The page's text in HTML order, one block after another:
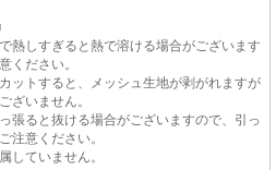
熱しすぎると熱で溶ける場合がございます
ください。
ットすると、メッシュ生地が剥がれますが
ざいません。
張ると抜ける場合がございますので、引っ
注意ください。
していません。